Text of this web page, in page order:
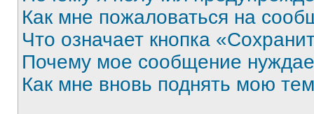
Как мне пожаловаться на
Что означает кнопка
Почему мое сообщение
Как мне вновь поднять мою